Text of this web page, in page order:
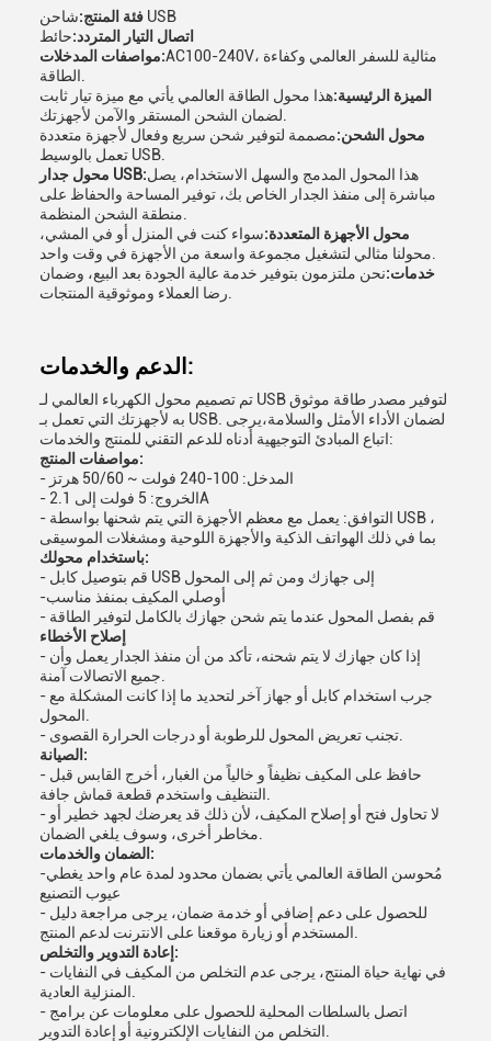
فئة المنتج: شاحن USB
اتصال التيار المتردد:حائط
مواصفات المدخلات:AC100-240V، مثالية للسفر العالمي وكفاءة
الميزة الرئيسية:هذا محول الطاقة العالمي يأتي مع ميزة تيار ثابت
محول الشحن:مصممة لتوفير شحن سريع وفعال لأجهزة متعددة
تعمل بالوسيط USB.
محول جدار USB:هذا المحول المدمج والسهل الاستخدام، يصل
مباشرة إلى منفذ الجدار الخاص بك، توفير المساحة والحفاظ على
محول الأجهزة المتعددة:سواء كنت في المنزل أو في المشي،
خدمات:نحن ملتزمون بتوفير خدمة عالية الجودة بعد البيع، وضمان
الدعم والخدمات:
تم تصميم محول الكهرباء العالمي لـ USB لتوفير مصدر طاقة موثوق
به لأجهزتك التي تعمل بـ USB. لضمان الأداء الأمثل والسلامة،يرجى
اتباع المبادئ التوجيهية أدناه للدعم التقني للمنتج والخدمات:
مواصفات المنتج:
- المدخل: 100-240 فولت ~ 50/60 هرتز
- الخروج: 5 فولت إلى 2.1A
- التوافق: يعمل مع معظم الأجهزة التي يتم شحنها بواسطة USB ،
بما في ذلك الهواتف الذكية والأجهزة اللوحية ومشغلات الموسيقى
باستخدام محولك:
- قم بتوصيل كابل USB إلى جهازك ومن ثم إلى المحول
-أوصلي المكيف بمنفذ مناسب
- قم بفصل المحول عندما يتم شحن جهازك بالكامل لتوفير الطاقة
إصلاح الأخطاء
- إذا كان جهازك لا يتم شحنه، تأكد من أن منفذ الجدار يعمل وأن
- جرب استخدام كابل أو جهاز آخر لتحديد ما إذا كانت المشكلة مع
الصيانة:
- حافظ على المكيف نظيفاً و خالياً من الغبار، أخرج القابس قبل
- لا تحاول فتح أو إصلاح المكيف، لأن ذلك قد يعرضك لجهد خطير أو
الضمان والخدمات:
-مُحوسن الطاقة العالمي يأتي بضمان محدود لمدة عام واحد يغطي
عيوب التصنيع
- للحصول على دعم إضافي أو خدمة ضمان، يرجى مراجعة دليل
إعادة التدوير والتخلص:
- في نهاية حياة المنتج، يرجى عدم التخلص من المكيف في النفايات
- اتصل بالسلطات المحلية للحصول على معلومات عن برامج